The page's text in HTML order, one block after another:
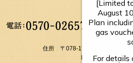
住所 〒078-1795 北海道上川郡上
FAX： 01658-5-